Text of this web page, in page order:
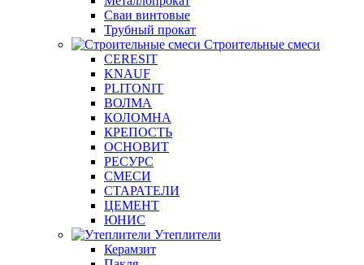
Сваи винтовые
Трубный прокат
Строительные смеси
CERESIT
KNAUF
PLITONIT
ВОЛМА
КОЛОМНА
КРЕПОСТЬ
ОСНОВИТ
РЕСУРС
СМЕСИ
СТАРАТЕЛИ
ЦЕМЕНТ
ЮНИС
Утеплители
Керамзит